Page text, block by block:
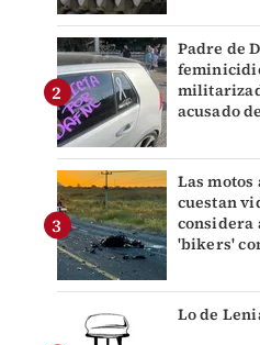
Padre de
acusado
Las
cuestan
considera
'bikers'
Lo de